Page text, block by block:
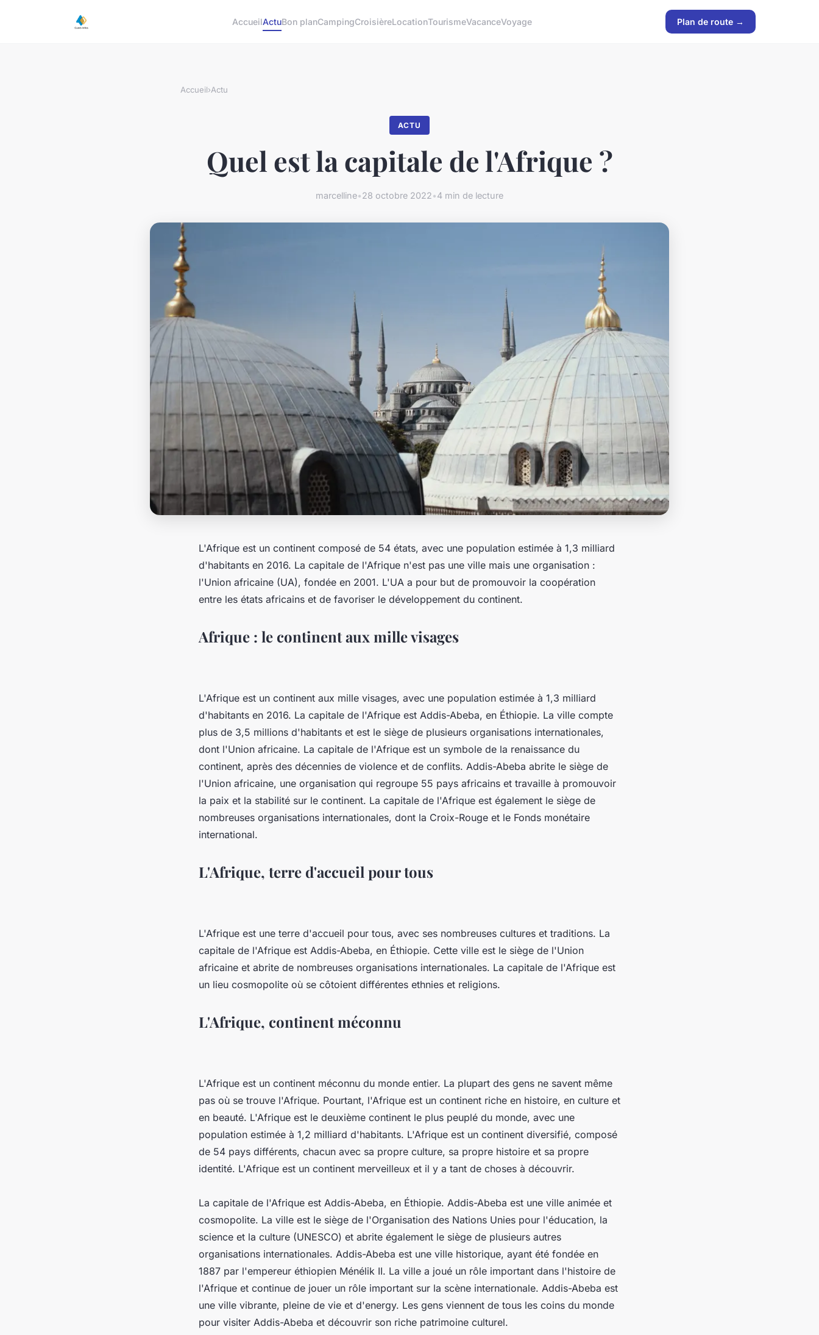
AccueilActuBon planCampingCroisièreLocationTourismeVacanceVoyage Plan de route →
Accueil›Actu
ACTU
Quel est la capitale de l'Afrique ?
marcelline•28 octobre 2022•4 min de lecture
L'Afrique est un continent composé de 54 états, avec une population estimée à 1,3 milliard
d'habitants en 2016. La capitale de l'Afrique n'est pas une ville mais une organisation :
l'Union africaine (UA), fondée en 2001. L'UA a pour but de promouvoir la coopération
entre les états africains et de favoriser le développement du continent.
Afrique : le continent aux mille visages
L'Afrique est un continent aux mille visages, avec une population estimée à 1,3 milliard
d'habitants en 2016. La capitale de l'Afrique est Addis-Abeba, en Éthiopie. La ville compte
plus de 3,5 millions d'habitants et est le siège de plusieurs organisations internationales,
dont l'Union africaine. La capitale de l'Afrique est un symbole de la renaissance du
continent, après des décennies de violence et de conflits. Addis-Abeba abrite le siège de
l'Union africaine, une organisation qui regroupe 55 pays africains et travaille à promouvoir
la paix et la stabilité sur le continent. La capitale de l'Afrique est également le siège de
nombreuses organisations internationales, dont la Croix-Rouge et le Fonds monétaire
international.
L'Afrique, terre d'accueil pour tous
L'Afrique est une terre d'accueil pour tous, avec ses nombreuses cultures et traditions. La
capitale de l'Afrique est Addis-Abeba, en Éthiopie. Cette ville est le siège de l'Union
africaine et abrite de nombreuses organisations internationales. La capitale de l'Afrique est
un lieu cosmopolite où se côtoient différentes ethnies et religions.
L'Afrique, continent méconnu
L'Afrique est un continent méconnu du monde entier. La plupart des gens ne savent même
pas où se trouve l'Afrique. Pourtant, l'Afrique est un continent riche en histoire, en culture et
en beauté. L'Afrique est le deuxième continent le plus peuplé du monde, avec une
population estimée à 1,2 milliard d'habitants. L'Afrique est un continent diversifié, composé
de 54 pays différents, chacun avec sa propre culture, sa propre histoire et sa propre
identité. L'Afrique est un continent merveilleux et il y a tant de choses à découvrir.
La capitale de l'Afrique est Addis-Abeba, en Éthiopie. Addis-Abeba est une ville animée et
cosmopolite. La ville est le siège de l'Organisation des Nations Unies pour l'éducation, la
science et la culture (UNESCO) et abrite également le siège de plusieurs autres
organisations internationales. Addis-Abeba est une ville historique, ayant été fondée en
1887 par l'empereur éthiopien Ménélik II. La ville a joué un rôle important dans l'histoire de
l'Afrique et continue de jouer un rôle important sur la scène internationale. Addis-Abeba est
une ville vibrante, pleine de vie et d'energy. Les gens viennent de tous les coins du monde
pour visiter Addis-Abeba et découvrir son riche patrimoine culturel.